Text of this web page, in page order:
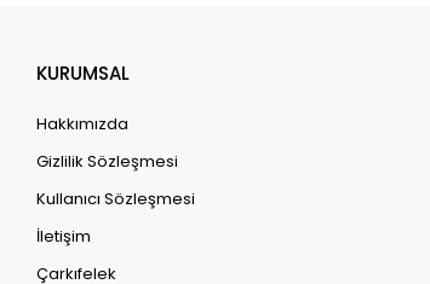
KURUMSAL
Hakkımızda
Gizlilik Sözleşmesi
Kullanıcı Sözleşmesi
İletişim
Çarkıfelek